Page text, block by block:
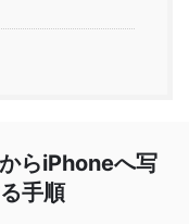
らiPhoneへ写
手順